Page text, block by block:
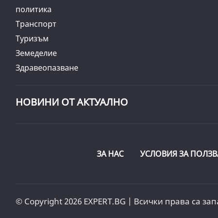
политика
Транспорт
Туризъм
Земеделие
Здравеопазване
НОВИНИ ОТ АКТУАЛНО
ЗА НАС УСЛОВИЯ ЗА
© Copyright 2026 EXPERT.BG | Всички права са